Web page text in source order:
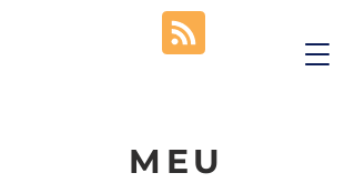
MEU